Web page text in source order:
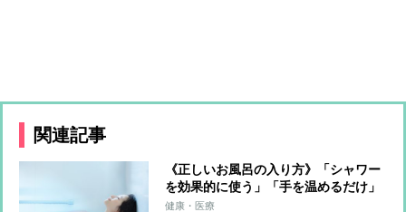
関連記事
《正しいお風呂の入り方》「シャワー
を効果的に使う」「手を温めるだけ」
「塩とアロマを活用」で心も体もデト
健康・医療